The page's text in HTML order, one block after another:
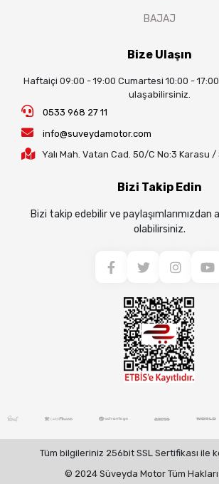
BAJAJ
Bize Ulaşın
Haftaiçi 09:00 - 19:00 Cumartesi 10:00 -
ulaşabilirsiniz.
0533 968 27 11
info@suveydamotor.com
Yalı Mah. Vatan Cad. 50/C No:3 Karasu
Bizi Takip Edin
Bizi takip edebilir ve paylaşımlarımızdan
olabilirsiniz.
Tüm bilgileriniz 256bit SSL Sertifikası ile
© 2024 Süveyda Motor Tüm Hakları